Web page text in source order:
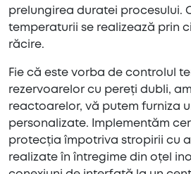
prelungirea duratei procesului.
temperaturii se realizează prin
răcire.
Fie că este vorba de controlul
rezervoarelor cu pereți dubli,
reactoarelor, vă putem furniza
personalizate. Implementăm
protecția împotriva stropirii cu
realizate în întregime din oțel